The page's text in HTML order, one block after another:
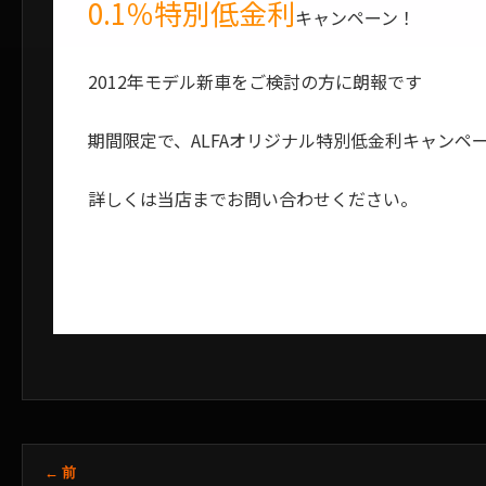
0.1％特別低金利キャンペーン！
2012年モデル新車をご検討の方に朗報です
期間限定で、ALFAオリジナル特別低金利キャンペ
詳しくは当店までお問い合わせください。
← 前